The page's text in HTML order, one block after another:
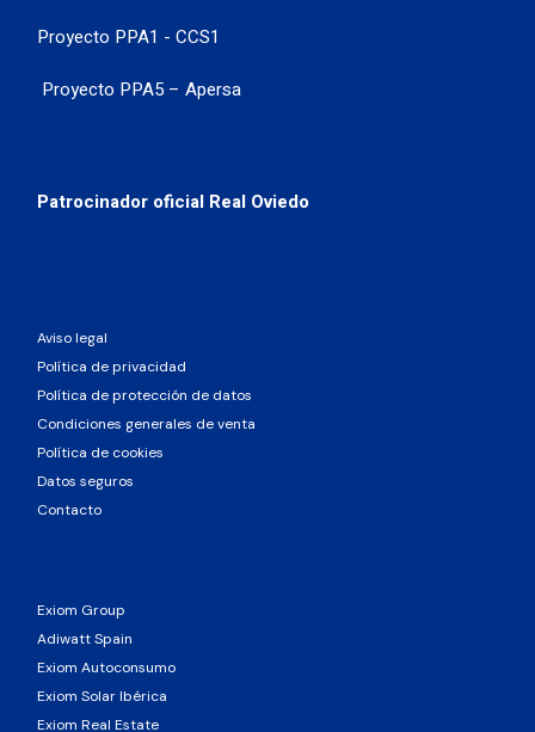
Proyecto PPA1 - CCS1
Proyecto PPA5 – Apersa
Patrocinador oficial Real Oviedo
Aviso legal
Política de privacidad
Política de protección de datos
Condiciones generales de venta
Política de cookies
Datos seguros
Contacto
Exiom Group
Adiwatt Spain
Exiom Autoconsumo
Exiom Solar Ibérica
Exiom Real Estate